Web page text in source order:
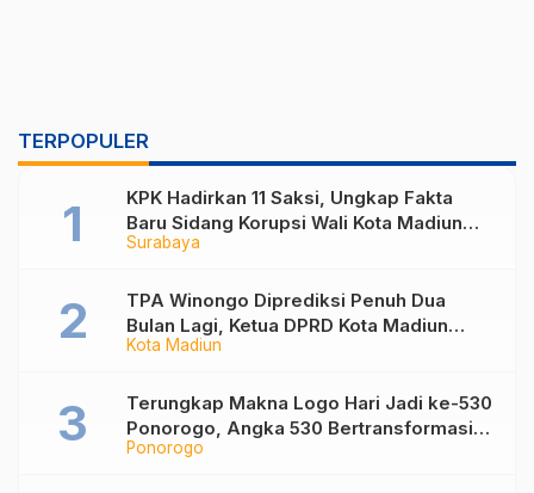
TERPOPULER
Surabaya
KPK Hadirkan 11 Saksi, Ungkap Fakta
Baru Sidang Korupsi Wali Kota Madiun
Nonaktif Maidi
Kota Madiun
TPA Winongo Diprediksi Penuh Dua
Bulan Lagi, Ketua DPRD Kota Madiun
Desak Pemkot Percepat Penanganan
Ponorogo
Terungkap Makna Logo Hari Jadi ke-530
Ponorogo, Angka 530 Bertransformasi
Jadi Sekar Kinanthi